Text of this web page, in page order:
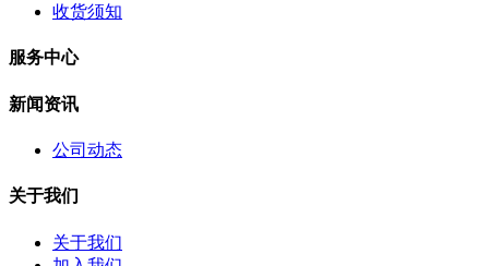
收货须知
服务中心
新闻资讯
公司动态
关于我们
关于我们